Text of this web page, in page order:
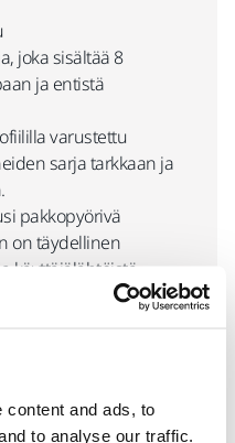
content and ads, to
to analyse our traffic.
joka sisältää 8
ja entistä
varustettu
sarja tarkkaan ja
pakkopyörivä
on täydellinen
käyttäjälähtöistä